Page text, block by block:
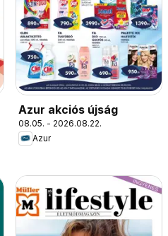
Azur akciós újság
08.05. - 2026.08.22.
Azur